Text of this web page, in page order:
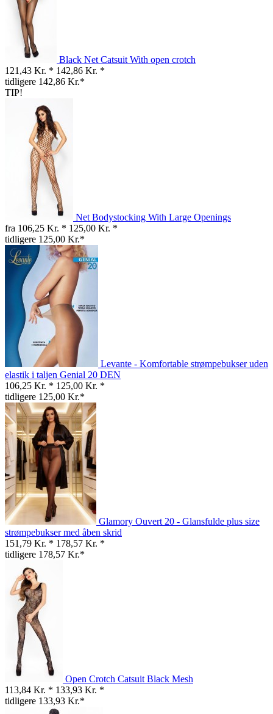
Black Net Catsuit With open crotch
121,43 Kr. * 142,86 Kr. *
tidligere 142,86 Kr.*
TIP!
Net Bodystocking With Large Openings
fra 106,25 Kr. * 125,00 Kr. *
tidligere 125,00 Kr.*
Levante - Komfortable strømpebukser uden
elastik i taljen Genial 20 DEN
106,25 Kr. * 125,00 Kr. *
tidligere 125,00 Kr.*
Glamory Ouvert 20 - Glansfulde plus size
strømpebukser med åben skrid
151,79 Kr. * 178,57 Kr. *
tidligere 178,57 Kr.*
Open Crotch Catsuit Black Mesh
113,84 Kr. * 133,93 Kr. *
tidligere 133,93 Kr.*